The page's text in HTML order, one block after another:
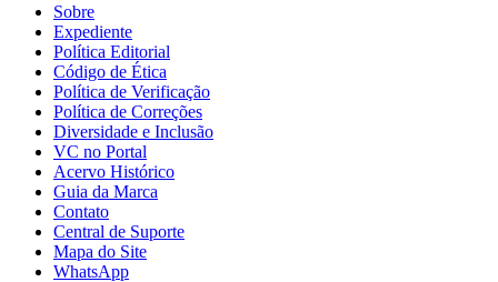
Sobre
Expediente
Política Editorial
Código de Ética
Política de Verificação
Política de Correções
Diversidade e Inclusão
VC no Portal
Acervo Histórico
Guia da Marca
Contato
Central de Suporte
Mapa do Site
WhatsApp